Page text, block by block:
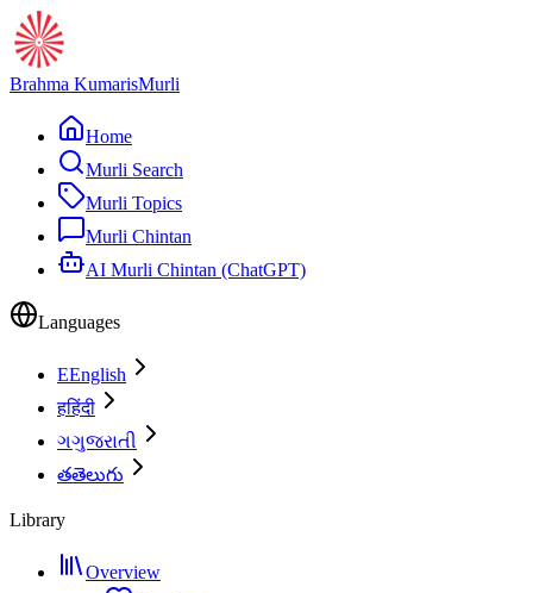
Brahma KumarisMurli
Home
Murli Search
Murli Topics
Murli Chintan
AI Murli Chintan (ChatGPT)
Languages
EEnglish
हहिंदी
ગગુજરાતી
తతెలుగు
Library
Overview